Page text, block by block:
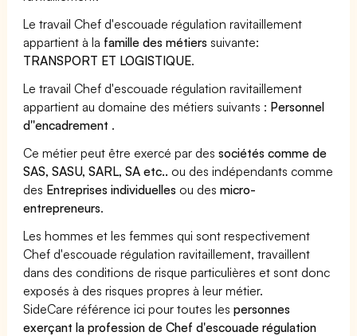
Le travail Chef d'escouade régulation ravitaillement
appartient à la famille des métiers suivante:
TRANSPORT ET LOGISTIQUE.
Le travail Chef d'escouade régulation ravitaillement
appartient au domaine des métiers suivants : Personnel
d''encadrement .
Ce métier peut être exercé par dessociétés comme de
SAS, SASU, SARL, SA etc.. ou des indépendants comme
des Entreprises individuelles ou desmicro-
entrepreneurs.
Les hommes et les femmes qui sont respectivement
Chef d'escouade régulation ravitaillement, travaillent
dans des conditions de risque particulières et sont donc
exposés à des risques propres à leur métier.
SideCare référence ici pour toutes lespersonnes
exerçant la profession de Chef d'escouade régulation